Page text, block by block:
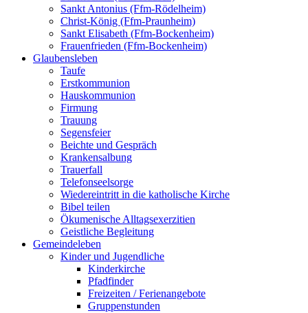
Sankt Antonius (Ffm-Rödelheim)
Christ-König (Ffm-Praunheim)
Sankt Elisabeth (Ffm-Bockenheim)
Frauenfrieden (Ffm-Bockenheim)
Glaubensleben
Taufe
Erstkommunion
Hauskommunion
Firmung
Trauung
Segensfeier
Beichte und Gespräch
Krankensalbung
Trauerfall
Telefonseelsorge
Wiedereintritt in die katholische Kirche
Bibel teilen
Ökumenische Alltagsexerzitien
Geistliche Begleitung
Gemeindeleben
Kinder und Jugendliche
Kinderkirche
Pfadfinder
Freizeiten / Ferienangebote
Gruppenstunden